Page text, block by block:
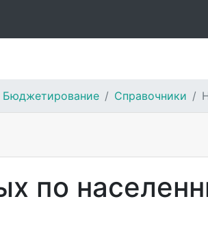
Бюджетирование Справочники
по